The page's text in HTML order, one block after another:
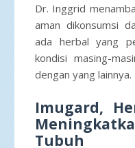
Dr. Inggrid
aman dikonsumsi
ada herbal yang
kondisi masing-
dengan yang lainnya.
Imugard,
Tubuh